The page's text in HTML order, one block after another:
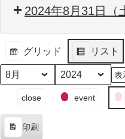
2024年8月31日（
グリッド
表
示
リスト
表
示
月
年
ン
close event
印刷